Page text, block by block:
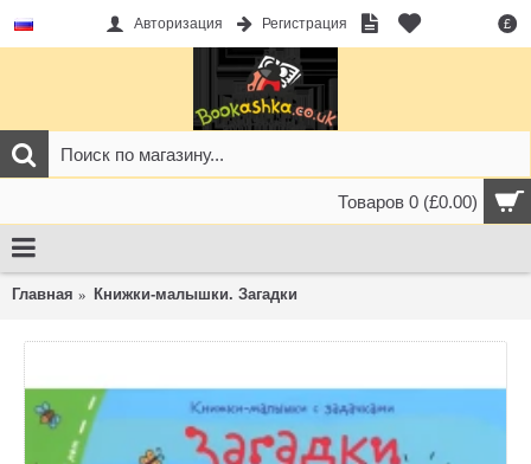
£
Авторизация Регистрация
Товаров 0 (£0.00)
Главная Книжки-малышки. Загадки